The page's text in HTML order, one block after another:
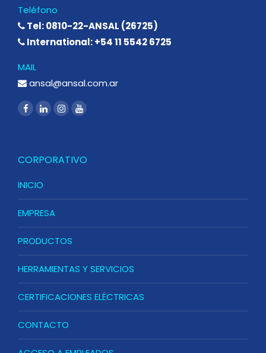
Teléfono
Tel: 0810-22-ANSAL (26725)
International: +54 11 5542 6725
MAIL
ansal@ansal.com.ar
CORPORATIVO
INICIO
EMPRESA
PRODUCTOS
HERRAMIENTAS Y SERVICIOS
CERTIFICACIONES ELÉCTRICAS
CONTACTO